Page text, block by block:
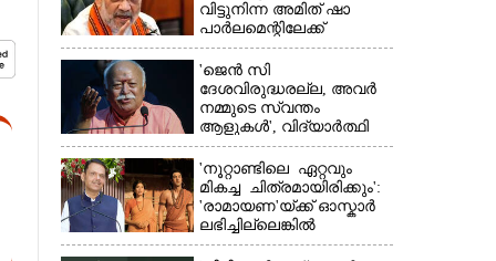
വിട്ടുനിന്ന അമിത് ഷാ
പാർലമെന്റിലേക്ക്
'ജെൻ സി
ദേശവിരുദ്ധരല്ല, അവർ
നമ്മുടെ സ്വന്തം
ആളുകൾ', വിദ്യാർത്ഥി
പ്രക്ഷോഭത്തെ പിന്തുണച്ച്
ആർഎസ്‌എസ് മേധാവി
'നൂറ്റാണ്ടിലെ ഏറ്റവും
മികച്ച ചിത്രമായിരിക്കും':
'രാമായണ'യ്ക്ക് ഓസ്കാ‌ർ
ലഭിച്ചില്ലെങ്കിൽ
നിരാശനാകുമെന്ന്